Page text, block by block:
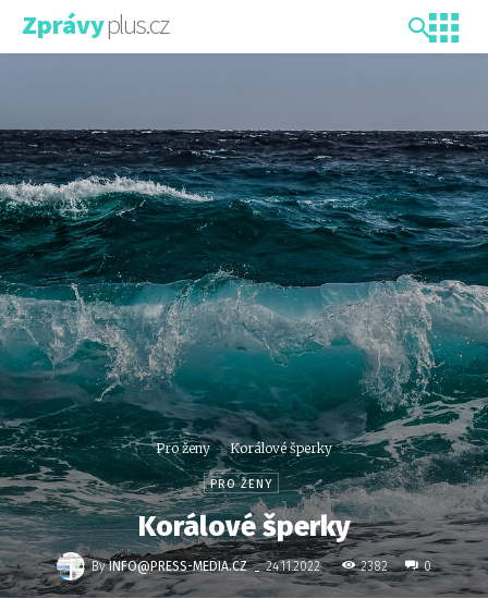
Zprávyplus.cz
Pro ženy Korálové šperky
PRO ŽENY
Korálové šperky
By INFO@PRESS-MEDIA.CZ - 24.11.2022 2382 0